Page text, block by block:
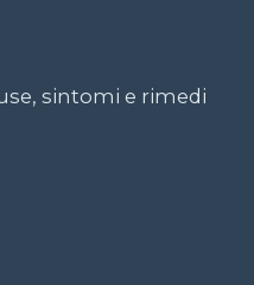
sintomi e rimedi